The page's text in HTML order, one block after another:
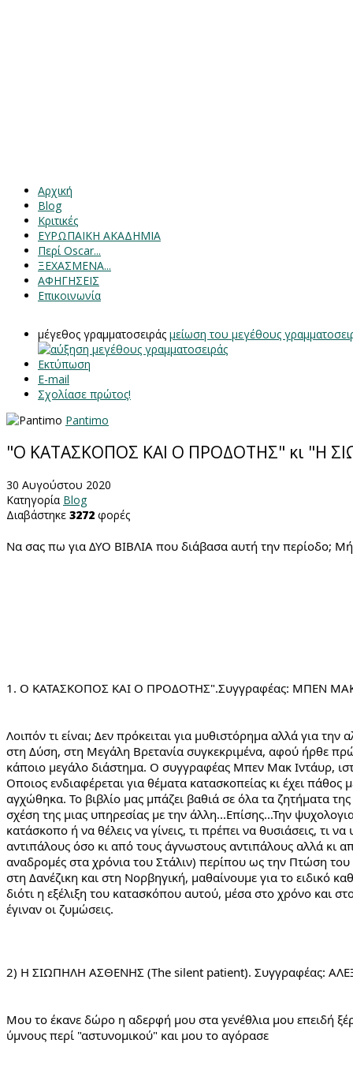
Αρχική
Blog
Κριτικές
ΕΥΡΩΠΑΙΚΗ ΑΚΑΔΗΜΙΑ
Περί Oscar...
ΞΕΧΑΣΜΕΝΑ...
ΑΦΗΓΗΣΕΙΣ
Επικοινωνία
μέγεθος γραμματοσειράς μείωση του μεγέθους
Εκτύπωση
E-mail
Σχολίασε πρώτος!
Pantimo
"Ο ΚΑΤΑΣΚΟΠΟΣ ΚΑΙ Ο ΠΡΟΔΟΤΗΣ" κι "Η
30 Αυγούστου 2020
Κατηγορία Blog
Διαβάστηκε 3272 φορές
Να σας πω για ΔΥΟ ΒΙΒΛΙΑ που διάβασα αυτή την περίοδο;
1. Ο ΚΑΤΑΣΚΟΠΟΣ ΚΑΙ Ο ΠΡΟΔΟΤΗΣ".Συγγραφέας: ΜΠΕΝ
Λοιπόν τι είναι; Δεν πρόκειται για μυθιστόρημα αλλά για
στη Δύση, στη Μεγάλη Βρετανία συγκεκριμένα, αφού ήρθε
κάποιο μεγάλο διάστημα. Ο συγγραφέας Μπεν Μακ Ιντάυρ,
Οποιος ενδιαφέρεται για θέματα κατασκοπείας κι έχει
αγχώθηκα. Το βιβλίο μας μπάζει βαθιά σε όλα τα ζητήματα
σχέση της μιας υπηρεσίας με την άλλη...Επίσης...Την
κατάσκοπο ή να θέλεις να γίνεις, τι πρέπει να θυσιάσεις, τι
αντιπάλους όσο κι από τους άγνωστους αντιπάλους αλλά κι
αναδρομές στα χρόνια του Στάλιν) περίπου ως την Πτώση
στη Δανέζικη και στη Νορβηγική, μαθαίνουμε για το ειδικό
διότι η εξέλιξη του κατασκόπου αυτού, μέσα στο χρόνο και
έγιναν οι ζυμώσεις.
2) Η ΣΙΩΠΗΛΗ ΑΣΘΕΝΗΣ (The silent patient). Συγγραφέας:
Μου το έκανε δώρο η αδερφή μου στα γενέθλια μου επειδή
ύμνους περί "αστυνομικού" και μου το αγόρασε